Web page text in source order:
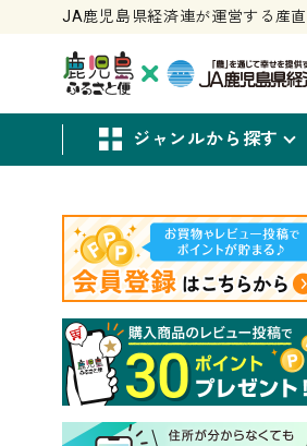
JA鹿児島県経済連が運営する産直
ジャンルから探す